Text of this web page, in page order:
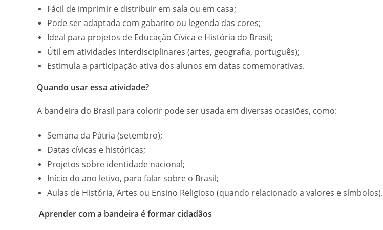
Fácil de imprimir e distribuir em sala ou em casa;
Pode ser adaptada com gabarito ou legenda das cores;
Ideal para projetos de Educação Cívica e História do Brasil;
Útil em atividades interdisciplinares (artes, geografia, português);
Estimula a participação ativa dos alunos em datas comemorativas.
Quando usar essa atividade?
A bandeira do Brasil para colorir pode ser usada em diversas ocasiões, como:
Semana da Pátria (setembro);
Datas cívicas e históricas;
Projetos sobre identidade nacional;
Início do ano letivo, para falar sobre o Brasil;
Aulas de História, Artes ou Ensino Religioso (quando relacionado a valores e símbolos).
Aprender com a bandeira é formar cidadãos